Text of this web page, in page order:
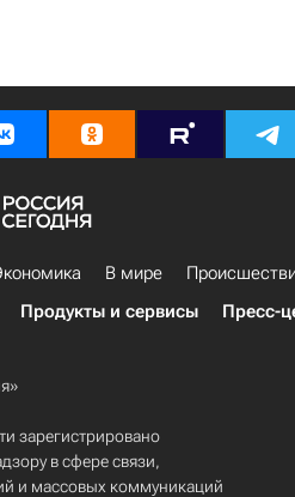
В мире
Продукты и сервисы Пресс-
зарегистрировано
в сфере связи,
и массовых коммуникаций